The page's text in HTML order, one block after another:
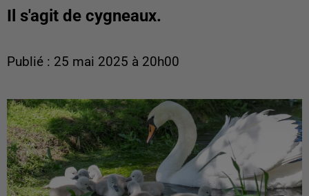
Il s'agit de cygneaux.
Publié : 25 mai 2025 à 20h00